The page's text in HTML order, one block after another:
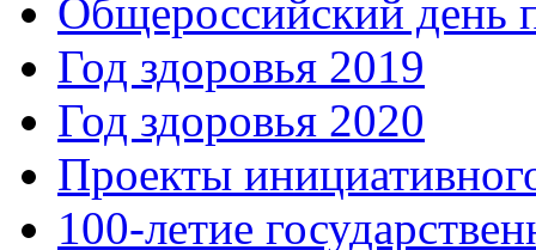
Общероссийский день
Год здоровья 2019
Год здоровья 2020
Проекты
100-летие